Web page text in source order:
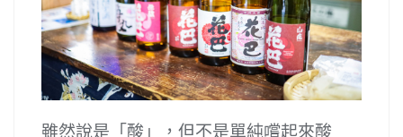
雖然說是「酸」，但不是單純嚐起來酸